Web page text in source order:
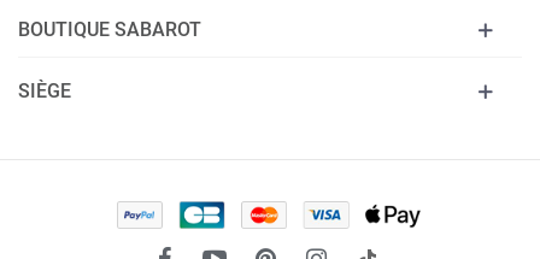
BOUTIQUE SABAROT
SIÈGE